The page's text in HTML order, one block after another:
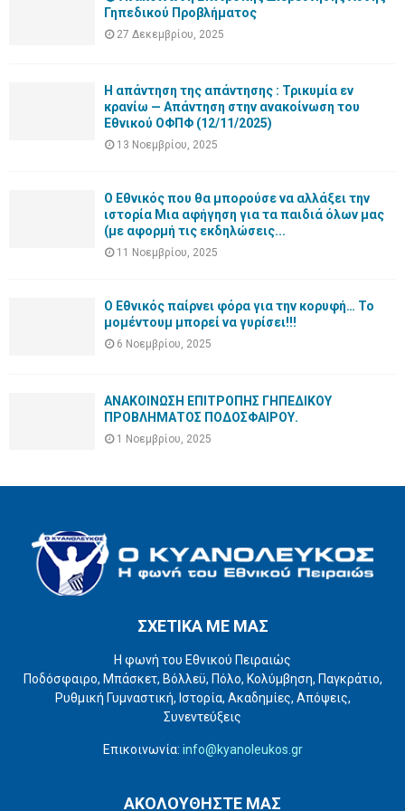
Γηπεδικού Προβλήματος
27 Δεκεμβρίου, 2025
Η απάντηση της απάντησης : Τρικυμία εν
κρανίω — Απάντηση στην ανακοίνωση του
Εθνικού ΟΦΠΦ (12/11/2025)
13 Νοεμβρίου, 2025
Ο Εθνικός που θα μπορούσε να αλλάξει την
ιστορία Μια αφήγηση για τα παιδιά όλων μας
(με αφορμή τις εκδηλώσεις...
11 Νοεμβρίου, 2025
Ο Εθνικός παίρνει φόρα για την κορυφή… Το
μομέντουμ μπορεί να γυρίσει!!!
6 Νοεμβρίου, 2025
ΑΝΑΚΟΙΝΩΣΗ ΕΠΙΤΡΟΠΗΣ ΓΗΠΕΔΙΚΟΥ
ΠΡΟΒΛΗΜΑΤΟΣ ΠΟΔΟΣΦΑΙΡΟΥ.
1 Νοεμβρίου, 2025
ΣΧΕΤΙΚΑ ΜΕ ΜΑΣ
Η φωνή του Εθνικού Πειραιώς
Ποδόσφαιρο, Μπάσκετ, Βόλλεϋ, Πόλο, Κολύμβηση, Παγκράτιο,
Ρυθμική Γυμναστική, Ιστορία, Ακαδημίες, Απόψεις,
Συνεντεύξεις
Επικοινωνία: info@kyanoleukos.gr
ΑΚΟΛΟΥΘΗΣΤΕ ΜΑΣ